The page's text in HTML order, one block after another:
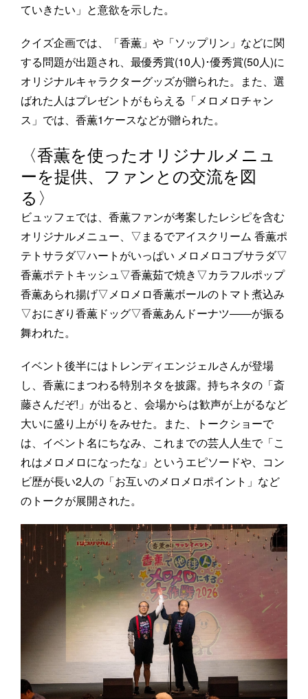
ていきたい」と意欲を示した。
クイズ企画では、「香薫」や「ソップリン」などに関
する問題が出題され、最優秀賞(10人)･優秀賞(50人)に
オリジナルキャラクターグッズが贈られた。また、選
ばれた人はプレゼントがもらえる「メロメロチャン
ス」では、香薫1ケースなどが贈られた。
〈香薫を使ったオリジナルメニュ
ーを提供、ファンとの交流を図
る〉
ビュッフェでは、香薫ファンが考案したレシピを含む
オリジナルメニュー、▽まるでアイスクリーム 香薫ポ
テトサラダ▽ハートがいっぱい メロメロコブサラダ▽
香薫ポテトキッシュ▽香薫茹で焼き▽カラフルポップ
香薫あられ揚げ▽メロメロ香薫ボールのトマト煮込み
▽おにぎり香薫ドッグ▽香薫あんドーナツ――が振る
舞われた。
イベント後半にはトレンディエンジェルさんが登場
し、香薫にまつわる特別ネタを披露。持ちネタの「斎
藤さんだぞ!」が出ると、会場からは歓声が上がるなど
大いに盛り上がりをみせた。また、トークショーで
は、イベント名にちなみ、これまでの芸人人生で「こ
れはメロメロになったな」というエピソードや、コン
ビ歴が長い2人の「お互いのメロメロポイント」など
のトークが展開された。